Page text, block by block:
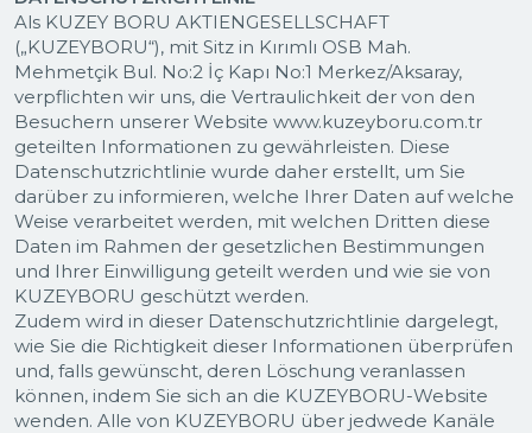
Als KUZEY BORU AKTIENGESELLSCHAFT
(„KUZEYBORU“), mit Sitz in Kırımlı OSB Mah.
Mehmetçik Bul. No:2 İç Kapı No:1 Merkez/Aksaray,
verpflichten wir uns, die Vertraulichkeit der von den
Besuchern unserer Website www.kuzeyboru.com.tr
geteilten Informationen zu gewährleisten. Diese
Datenschutzrichtlinie wurde daher erstellt, um Sie
darüber zu informieren, welche Ihrer Daten auf welche
Weise verarbeitet werden, mit welchen Dritten diese
Daten im Rahmen der gesetzlichen Bestimmungen
und Ihrer Einwilligung geteilt werden und wie sie von
KUZEYBORU geschützt werden.
Zudem wird in dieser Datenschutzrichtlinie dargelegt,
wie Sie die Richtigkeit dieser Informationen überprüfen
und, falls gewünscht, deren Löschung veranlassen
können, indem Sie sich an die KUZEYBORU-Website
wenden. Alle von KUZEYBORU über jedwede Kanäle